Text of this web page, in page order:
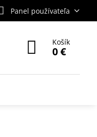
Panel používateľa
Košík
0 €